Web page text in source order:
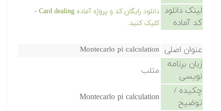
لینک دانلود
کد آماده
دانلود رایگان کد و پروژه آماده Card dealing -
کلیک کنید.
عنوان اصلی Montecarlo pi calculation
زبان برنامه
نویسی
متلب
چکیده /
توضیح
Montecarlo pi calculation